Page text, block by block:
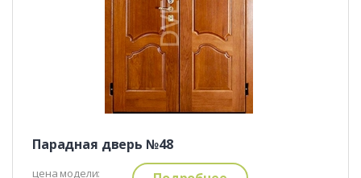
Парадная дверь №48
цена модели: